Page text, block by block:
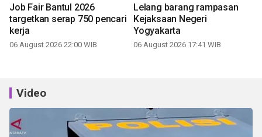
Job Fair Bantul 2026
targetkan serap 750 pencari
kerja
06 August 2026 22:00 WIB
Lelang barang rampasan
Kejaksaan Negeri
Yogyakarta
06 August 2026 17:41 WIB
Video